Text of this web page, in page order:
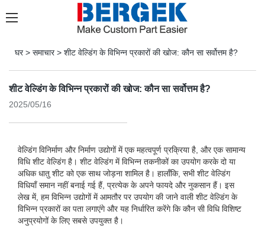
घर> समाचार> शीट वेल्डिंग के विभिन्न प्रकारों की खोज: कौन सा सर्वोत्तम है?
शीट वेल्डिंग के विभिन्न प्रकारों की खोज: कौन सा सर्वोत्तम है?
2025/05/16
वेल्डिंग विनिर्माण और निर्माण उद्योगों में एक महत्वपूर्ण प्रक्रिया है, और एक सामान्य
विधि शीट वेल्डिंग है। शीट वेल्डिंग में विभिन्न तकनीकों का उपयोग करके दो या
अधिक धातु शीट को एक साथ जोड़ना शामिल है। हालाँकि, सभी शीट वेल्डिंग
विधियाँ समान नहीं बनाई गई हैं, प्रत्येक के अपने फायदे और नुकसान हैं। इस
लेख में, हम विभिन्न उद्योगों में आमतौर पर उपयोग की जाने वाली शीट वेल्डिंग के
विभिन्न प्रकारों का पता लगाएंगे और यह निर्धारित करेंगे कि कौन सी विधि विशिष्ट
अनुप्रयोगों के लिए सबसे उपयुक्त है।